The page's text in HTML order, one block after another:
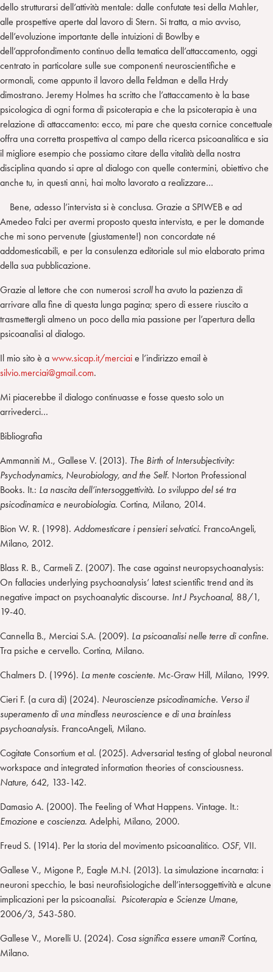
dello strutturarsi dell’attività mentale: dalle confutate tesi della Mahler,
alle prospettive aperte dal lavoro di Stern. Si tratta, a mio avviso,
dell’evoluzione importante delle intuizioni di Bowlby e
dell’approfondimento continuo della tematica dell’attaccamento, oggi
centrato in particolare sulle sue componenti neuroscientifiche e
ormonali, come appunto il lavoro della Feldman e della Hrdy
dimostrano. Jeremy Holmes ha scritto che l’attaccamento è la base
psicologica di ogni forma di psicoterapia e che la psicoterapia è una
relazione di attaccamento: ecco, mi pare che questa cornice concettuale
offra una corretta prospettiva al campo della ricerca psicoanalitica e sia
il migliore esempio che possiamo citare della vitalità della nostra
disciplina quando si apre al dialogo con quelle contermini, obiettivo che
anche tu, in questi anni, hai molto lavorato a realizzare…
Bene, adesso l’intervista si è conclusa. Grazie a SPIWEB e ad
Amedeo Falci per avermi proposto questa intervista, e per le domande
che mi sono pervenute (giustamente!) non concordate né
addomesticabili, e per la consulenza editoriale sul mio elaborato prima
della sua pubblicazione.
Grazie al lettore che con numerosi scrollha avuto la pazienza di
arrivare alla fine di questa lunga pagina; spero di essere riuscito a
trasmettergli almeno un poco della mia passione per l’apertura della
psicoanalisi al dialogo.
Il mio sito è a www.sicap.it/merciai e l’indirizzo email è
silvio.merciai@gmail.com.
Mi piacerebbe il dialogo continuasse e fosse questo solo un
arrivederci…
Bibliografia
Ammanniti M., Gallese V. (2013). The Birth of Intersubjectivity:
Psychodynamics, Neurobiology, and the Self. Norton Professional
Books. It.: La nascita dell’intersoggettività. Lo sviluppo del sé tra
psicodinamica e neurobiologia. Cortina, Milano, 2014.
Bion W. R. (1998). Addomesticare i pensieri selvatici. FrancoAngeli,
Milano, 2012.
Blass R. B., Carmeli Z. (2007). The case against neuropsychoanalysis:
On fallacies underlying psychoanalysis’ latest scientific trend and its
negative impact on psychoanalytic discourse. Int J Psychoanal, 88/1,
19-40.
Cannella B., Merciai S.A. (2009). La psicoanalisi nelle terre di confine.
Tra psiche e cervello. Cortina, Milano.
Chalmers D. (1996). La mente cosciente. Mc-Graw Hill, Milano, 1999.
Cieri F. (a cura di) (2024). Neuroscienze psicodinamiche. Verso il
superamento di una mindless neuroscience e di una brainless
psychoanalysis. FrancoAngeli, Milano.
Cogitate Consortium et al. (2025). Adversarial testing of global neuronal
workspace and integrated information theories of consciousness.
Nature, 642, 133-142.
Damasio A. (2000). The Feeling of What Happens. Vintage. It.:
Emozione e coscienza. Adelphi, Milano, 2000.
Freud S. (1914). Per la storia del movimento psicoanalitico. OSF, VII.
Gallese V., Migone P., Eagle M.N. (2013). La simulazione incarnata: i
neuroni specchio, le basi neurofisiologiche dell’intersoggettività e alcune
implicazioni per la psicoanalisi. Psicoterapia e Scienze Umane,
2006/3, 543-580.
Gallese V., Morelli U. (2024). Cosa significa essere umani? Cortina,
Milano.